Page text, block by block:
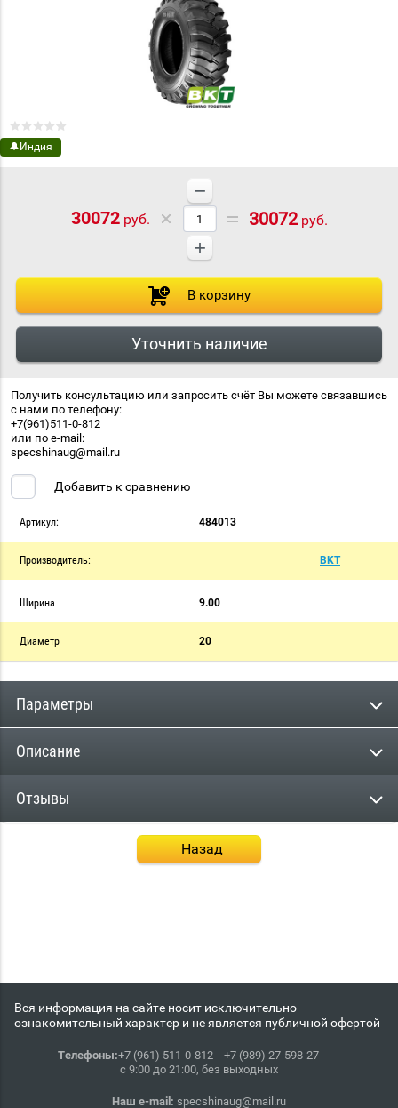
🔔Индия
30072руб.
−
+
30072руб.
В корзину
Уточнить наличие
Получить консультацию или запросить счёт Вы можете связавшись
с нами по телефону:
+7(961)511-0-812
или по e-mail:
specshinaug@mail.ru
Добавить к сравнению
Артикул: 484013
Производитель: BKT
Ширина 9.00
Диаметр 20
Параметры
Описание
Отзывы
Назад
Вся информация на сайте носит исключительно
ознакомительный характер и не является публичной офертой
Телефоны:+7 (961) 511-0-812
+7 (989) 27-598-27
с 9:00 до 21:00, без выходных
Наш e-mail: specshinaug@mail.ru